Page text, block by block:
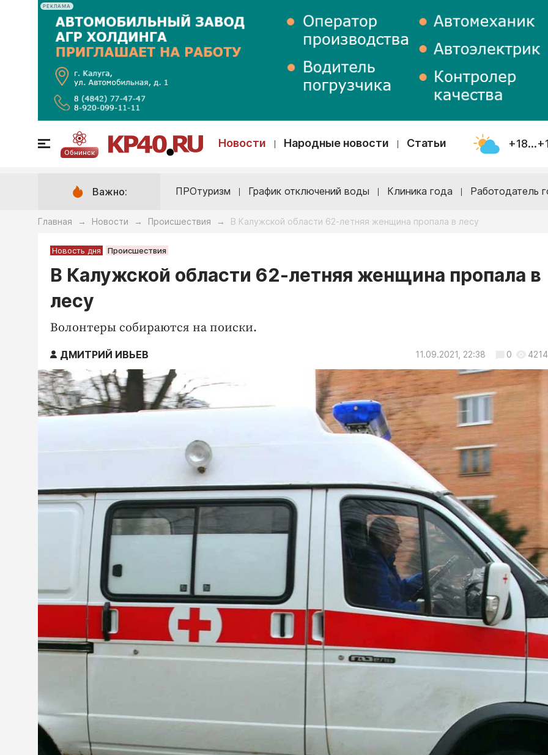
РЕКЛАМА
Обнинск
Новости Народные новости Статьи
Важно: ПРОтуризм График отключений воды Клиника года Работодатель
Главная → Новости → Происшествия → В Калужской области 62-летняя женщина пропала в лесу
Новость дня Происшествия
В Калужской области 62-летняя женщина пропала в
лесу
Волонтеры собираются на поиски.
ДМИТРИЙ ИВЬЕВ 11.09.2021, 22:38 0 4214